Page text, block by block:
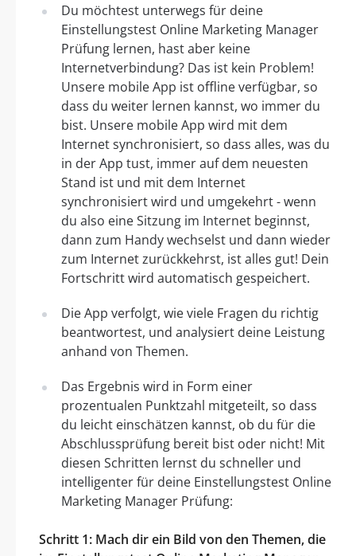
Du möchtest unterwegs für deine
Einstellungstest Online Marketing Manager
Prüfung lernen, hast aber keine
Internetverbindung? Das ist kein Problem!
Unsere mobile App ist offline verfügbar, so
dass du weiter lernen kannst, wo immer du
bist. Unsere mobile App wird mit dem
Internet synchronisiert, so dass alles, was du
in der App tust, immer auf dem neuesten
Stand ist und mit dem Internet
synchronisiert wird und umgekehrt - wenn
du also eine Sitzung im Internet beginnst,
dann zum Handy wechselst und dann wieder
zum Internet zurückkehrst, ist alles gut! Dein
Fortschritt wird automatisch gespeichert.
Die App verfolgt, wie viele Fragen du richtig
beantwortest, und analysiert deine Leistung
anhand von Themen.
Das Ergebnis wird in Form einer
prozentualen Punktzahl mitgeteilt, so dass
du leicht einschätzen kannst, ob du für die
Abschlussprüfung bereit bist oder nicht! Mit
diesen Schritten lernst du schneller und
intelligenter für deine Einstellungstest Online
Marketing Manager Prüfung:
Schritt 1: Mach dir ein Bild von den Themen, die